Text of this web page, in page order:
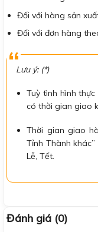
Đối với hàng sản
Đối với đơn hàng
Lưu ý: (*)
Tuỳ tình hình
có thời gian giao
Thời gian giao
Tỉnh Thành
Lễ, Tết.
Đánh giá (0)